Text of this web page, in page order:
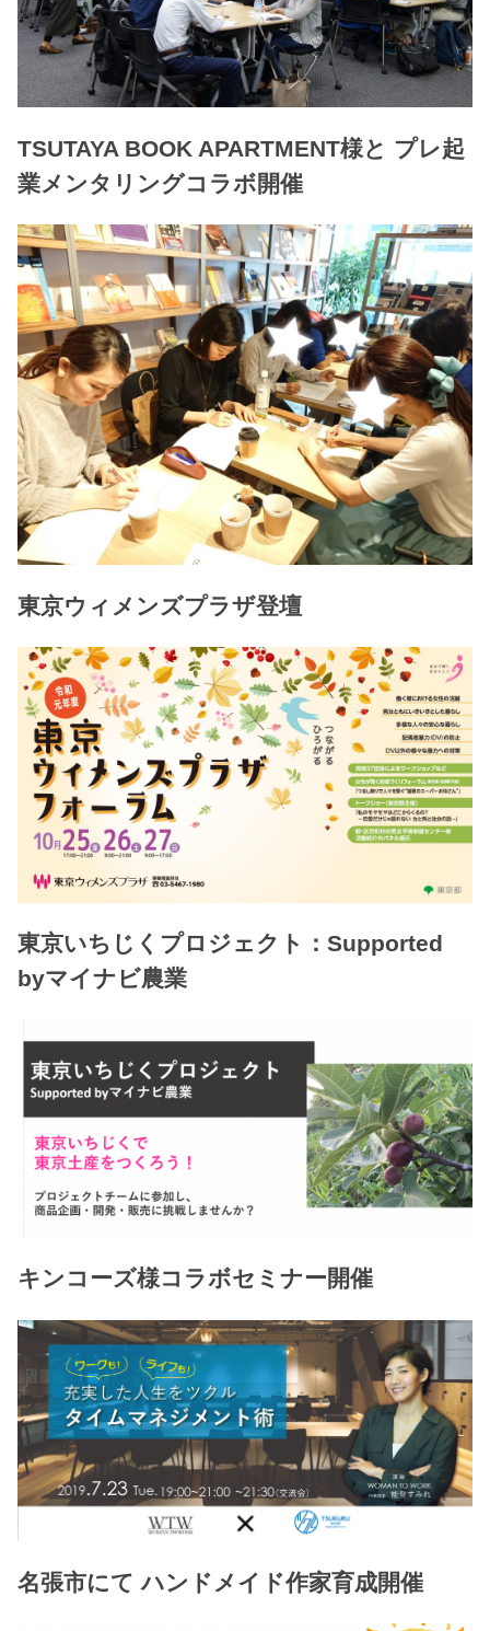
TSUTAYA BOOK APARTMENT様と プレ起
業メンタリングコラボ開催
東京ウィメンズプラザ登壇
東京いちじくプロジェクト：Supported
byマイナビ農業
キンコーズ様コラボセミナー開催
名張市にて ハンドメイド作家育成開催